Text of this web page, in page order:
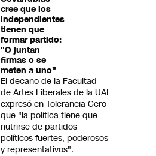
cree que los
independientes
tienen que
formar partido:
"O juntan
firmas o se
meten a uno"
El decano de la Facultad
de Artes Liberales de la UAI
expresó en Tolerancia Cero
que "la política tiene que
nutrirse de partidos
políticos fuertes, poderosos
y representativos".